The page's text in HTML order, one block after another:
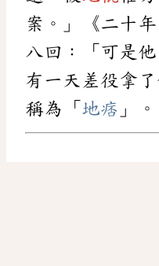
案。」《二十
八回：「可是
有一天差役拿了
稱為「 地痞 」。